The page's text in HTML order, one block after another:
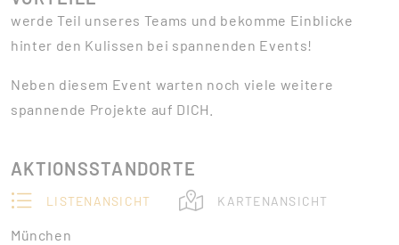
werde Teil unseres Teams und bekomme Einblicke
hinter den Kulissen bei spannenden Events!
Neben diesem Event warten noch viele weitere
spannende Projekte auf DICH.
AKTIONSSTANDORTE
LISTENANSICHT KARTENANSICHT
München